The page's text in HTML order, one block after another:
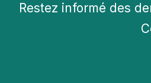
Restez informé des